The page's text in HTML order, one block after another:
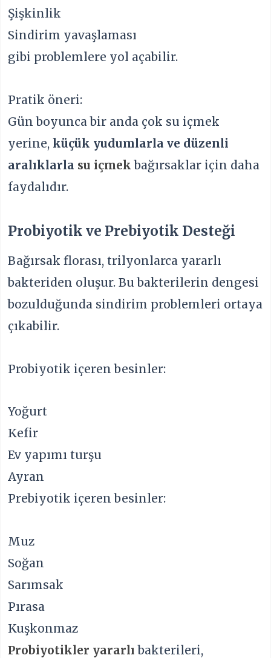
Şişkinlik
Sindirim yavaşlaması
gibi problemlere yol açabilir.
Pratik öneri:
Gün boyunca bir anda çok su içmek
yerine,küçük yudumlarla ve düzenli
aralıklarla su içmek bağırsaklar için daha
faydalıdır.
Probiyotik ve Prebiyotik Desteği
Bağırsak florası, trilyonlarca yararlı
bakteriden oluşur. Bu bakterilerin dengesi
bozulduğunda sindirim problemleri ortaya
çıkabilir.
Probiyotik içeren besinler:
Yoğurt
Kefir
Ev yapımı turşu
Ayran
Prebiyotik içeren besinler:
Muz
Soğan
Sarımsak
Pırasa
Kuşkonmaz
Probiyotikler yararlı bakterileri,